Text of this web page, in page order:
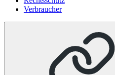
Verbraucher